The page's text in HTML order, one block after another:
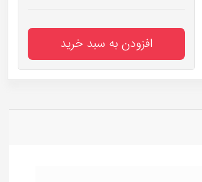
افزودن به سبد خرید